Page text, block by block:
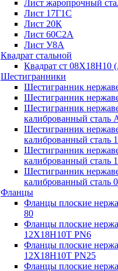
Лист жаропрочный
Лист 17Г1С
Лист 20К
Лист 60С2А
Лист У8А
Квадрат стальной
Квадрат ст 08Х18Н10
Шестигранники
Шестигранник
Шестигранник
Шестигранник
калиброванный сталь
Шестигранник
калиброванный сталь
Шестигранник
калиброванный сталь
Шестигранник
калиброванный сталь
Фланцы
Фланцы плоские
80
Фланцы плоские
12Х18Н10Т PN6
Фланцы плоские
12Х18Н10Т PN25
Фланцы плоские